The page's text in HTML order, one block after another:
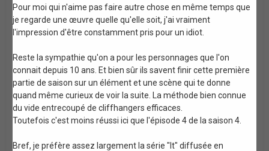
Pour moi qui n'aime pas faire autre chose en même temps que
je regarde une œuvre quelle qu'elle soit, j'ai vraiment
l'impression d'être constamment pris pour un idiot.
Reste la sympathie qu'on a pour les personnages que l'on
connait depuis 10 ans. Et bien sûr ils savent finir cette première
partie de saison sur un élément et une scène qui te donne
quand même curieux de voir la suite. La méthode bien connue
du vide entrecoupé de cliffhangers efficaces.
Toutefois c'est moins réussi ici que l'épisode 4 de la saison 4.
Bref, je préfère assez largement la série "It" diffusée en